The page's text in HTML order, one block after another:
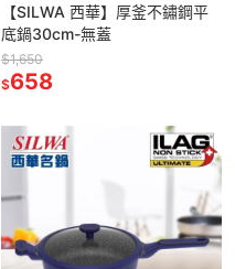
【SILWA 西華】厚釜不鏽鋼平
底鍋30cm-無蓋
$1,650
$658